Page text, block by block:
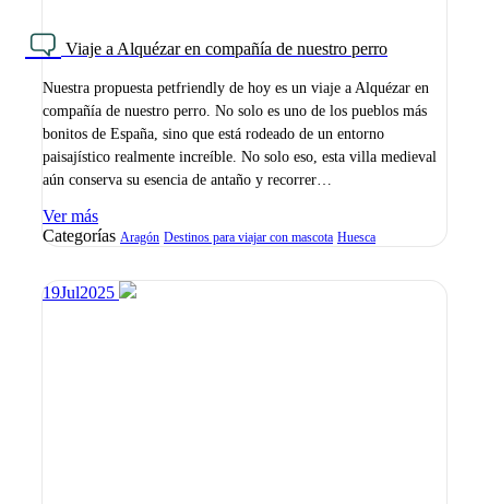
Viaje a Alquézar en compañía de nuestro perro
Nuestra propuesta petfriendly de hoy es un viaje a Alquézar en
compañía de nuestro perro. No solo es uno de los pueblos más
bonitos de España, sino que está rodeado de un entorno
paisajístico realmente increíble. No solo eso, esta villa medieval
aún conserva su esencia de antaño y recorrer…
Ver más
Categorías Aragón Destinos para viajar con mascota Huesca
19Jul2025